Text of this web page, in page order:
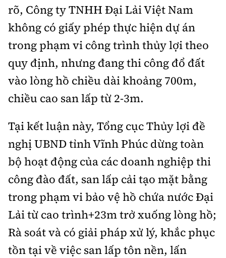
rõ, Công ty TNHH Đại Lải Việt Nam
không có giấy phép thực hiện dự án
trong phạm vi công trình thủy lợi theo
quy định, nhưng đang thi công đổ đất
vào lòng hồ chiều dài khoảng 700m,
chiều cao san lấp từ 2-3m.
Tại kết luận này, Tổng cục Thủy lợi đề
nghị UBND tỉnh Vĩnh Phúc dừng toàn
bộ hoạt động của các doanh nghiệp thi
công đào đất, san lấp cải tạo mặt bằng
trong phạm vi bảo vệ hồ chứa nước Đại
Lải từ cao trình+23m trở xuống lòng hồ;
Rà soát và có giải pháp xử lý, khắc phục
tồn tại về việc san lấp tôn nền, lấn